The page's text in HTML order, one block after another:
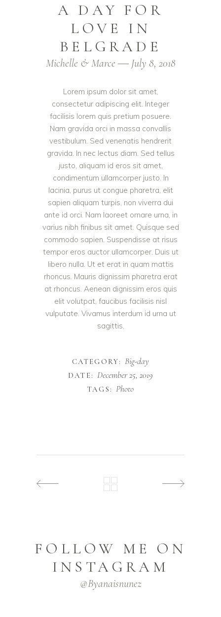
A DAY FOR
LOVE IN
BELGRADE
Michelle & Marce ― July 8, 2018
Lorem ipsum dolor sit amet,
consectetur adipiscing elit. Integer
facilisis lorem quis pretium posuere.
Nam gravida orci in massa convallis
vestibulum. Sed venenatis hendrerit
gravida. In nec lectus diam. Sed tellus
justo, aliquam id eros sit amet,
condimentum ullamcorper justo. In
lacinia, purus ut congue pharetra, elit
sapien aliquam turpis, non viverra dui
ante id orci. Nam laoreet ornare urna, in
varius nibh finibus sit amet. Quisque sed
commodo sapien. Suspendisse at risus
tempor eros auctor ullamcorper. Duis ut
libero nulla. Ut et erat in quam mattis
rhoncus. Mauris dignissim pharetra erat
at rhoncus. Aenean dignissim eros quis
elit volutpat, faucibus facilisis nisl
vulputate. Vivamus interdum id urna ut
sagittis.
CATEGORY: Big-day
DATE: December 25, 2019
TAGS: Photo
FOLLOW ME ON
INSTAGRAM
@byanaisnunez